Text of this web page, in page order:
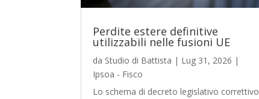
Perdite estere definitive
utilizzabili nelle fusioni UE
da Studio di Battista | Lug 31, 2026 |
Ipsoa - Fisco
Lo schema di decreto legislativo correttivo